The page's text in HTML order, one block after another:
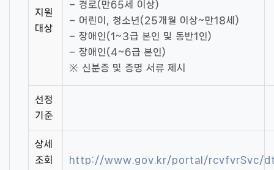
지원
대상
– 경로(만65세 이상)
– 어린이, 청소년(25개월 이상~만18세)
– 장애인(1~3급 본인 및 동반1인)
– 장애인(4~6급 본인)
※ 신분증 및 증명 서류 제시
선정
기준
상세
조회
http://www.gov.kr/portal/rcvfvrSvc/